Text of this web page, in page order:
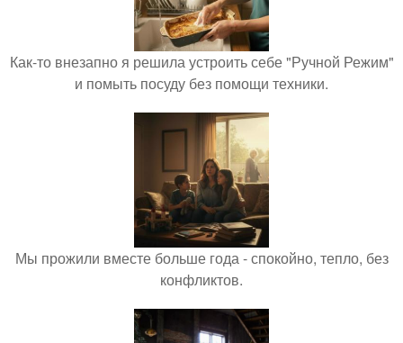
Как-то внезапно я решила устроить себе "Ручной Режим"
и помыть посуду без помощи техники.
Мы прожили вместе больше года - спокойно, тепло, без
конфликтов.